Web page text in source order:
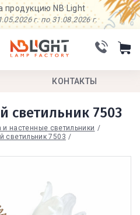
продукцию NB Light
г. по 31.08.2026 г.
КОНТАКТЫ
светильник 7503
и настенные светильники
светильник 7503